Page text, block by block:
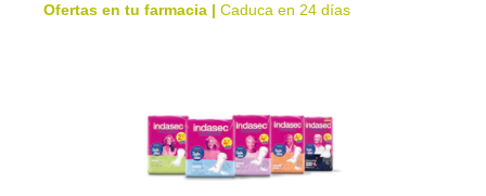
Ofertas en tu farmacia | Caduca en 24 días